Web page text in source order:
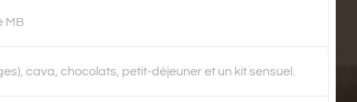
MB
cava, chocolats, petit-déjeuner et un kit sensuel.